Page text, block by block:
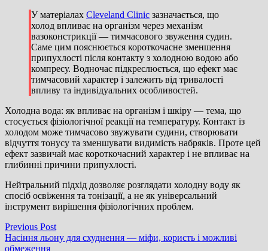
У матеріалах Cleveland Clinic зазначається, що
холод впливає на організм через механізм
вазоконстрикції — тимчасового звуження судин.
Саме цим пояснюється короткочасне зменшення
припухлості після контакту з холодною водою або
компресу. Водночас підкреслюється, що ефект має
тимчасовий характер і залежить від тривалості
впливу та індивідуальних особливостей.
Холодна вода: як впливає на організм і шкіру — тема, що
стосується фізіологічної реакції на температуру. Контакт із
холодом може тимчасово звужувати судини, створювати
відчуття тонусу та зменшувати видимість набряків. Проте цей
ефект зазвичай має короткочасний характер і не впливає на
глибинні причини припухлості.
Нейтральний підхід дозволяє розглядати холодну воду як
спосіб освіження та тонізації, а не як універсальний
інструмент вирішення фізіологічних проблем.
Навігація
записів
Previous PostPrevious
post:
Насіння льону для схуднення — міфи, користь і можливі
обмеження